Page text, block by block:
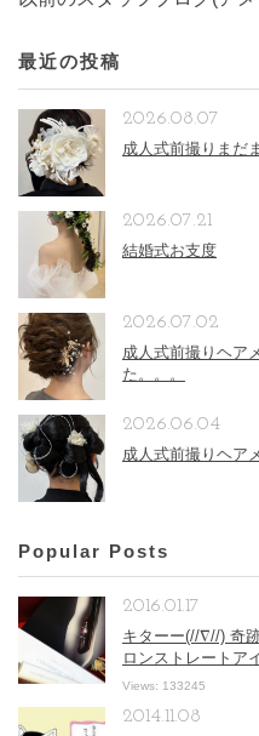
最近の投稿
成人式前撮りまだ
2026.08.07
結婚式お支度
2026.07.21
成人式前撮りヘア
た。。。
2026.07.02
成人式前撮りヘア
2026.06.04
Popular Posts
キターー(//∇//) 奇
ロンストレートア
2016.01.17
Views: 133245
2014.11.08